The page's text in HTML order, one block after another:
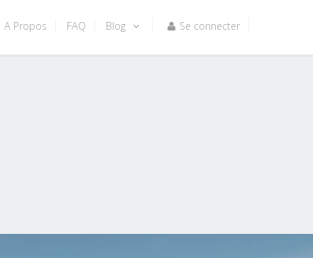
A Propos FAQ Blog Se connecter